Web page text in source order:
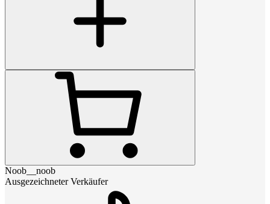
Noob__noob
Ausgezeichneter Verkäufer